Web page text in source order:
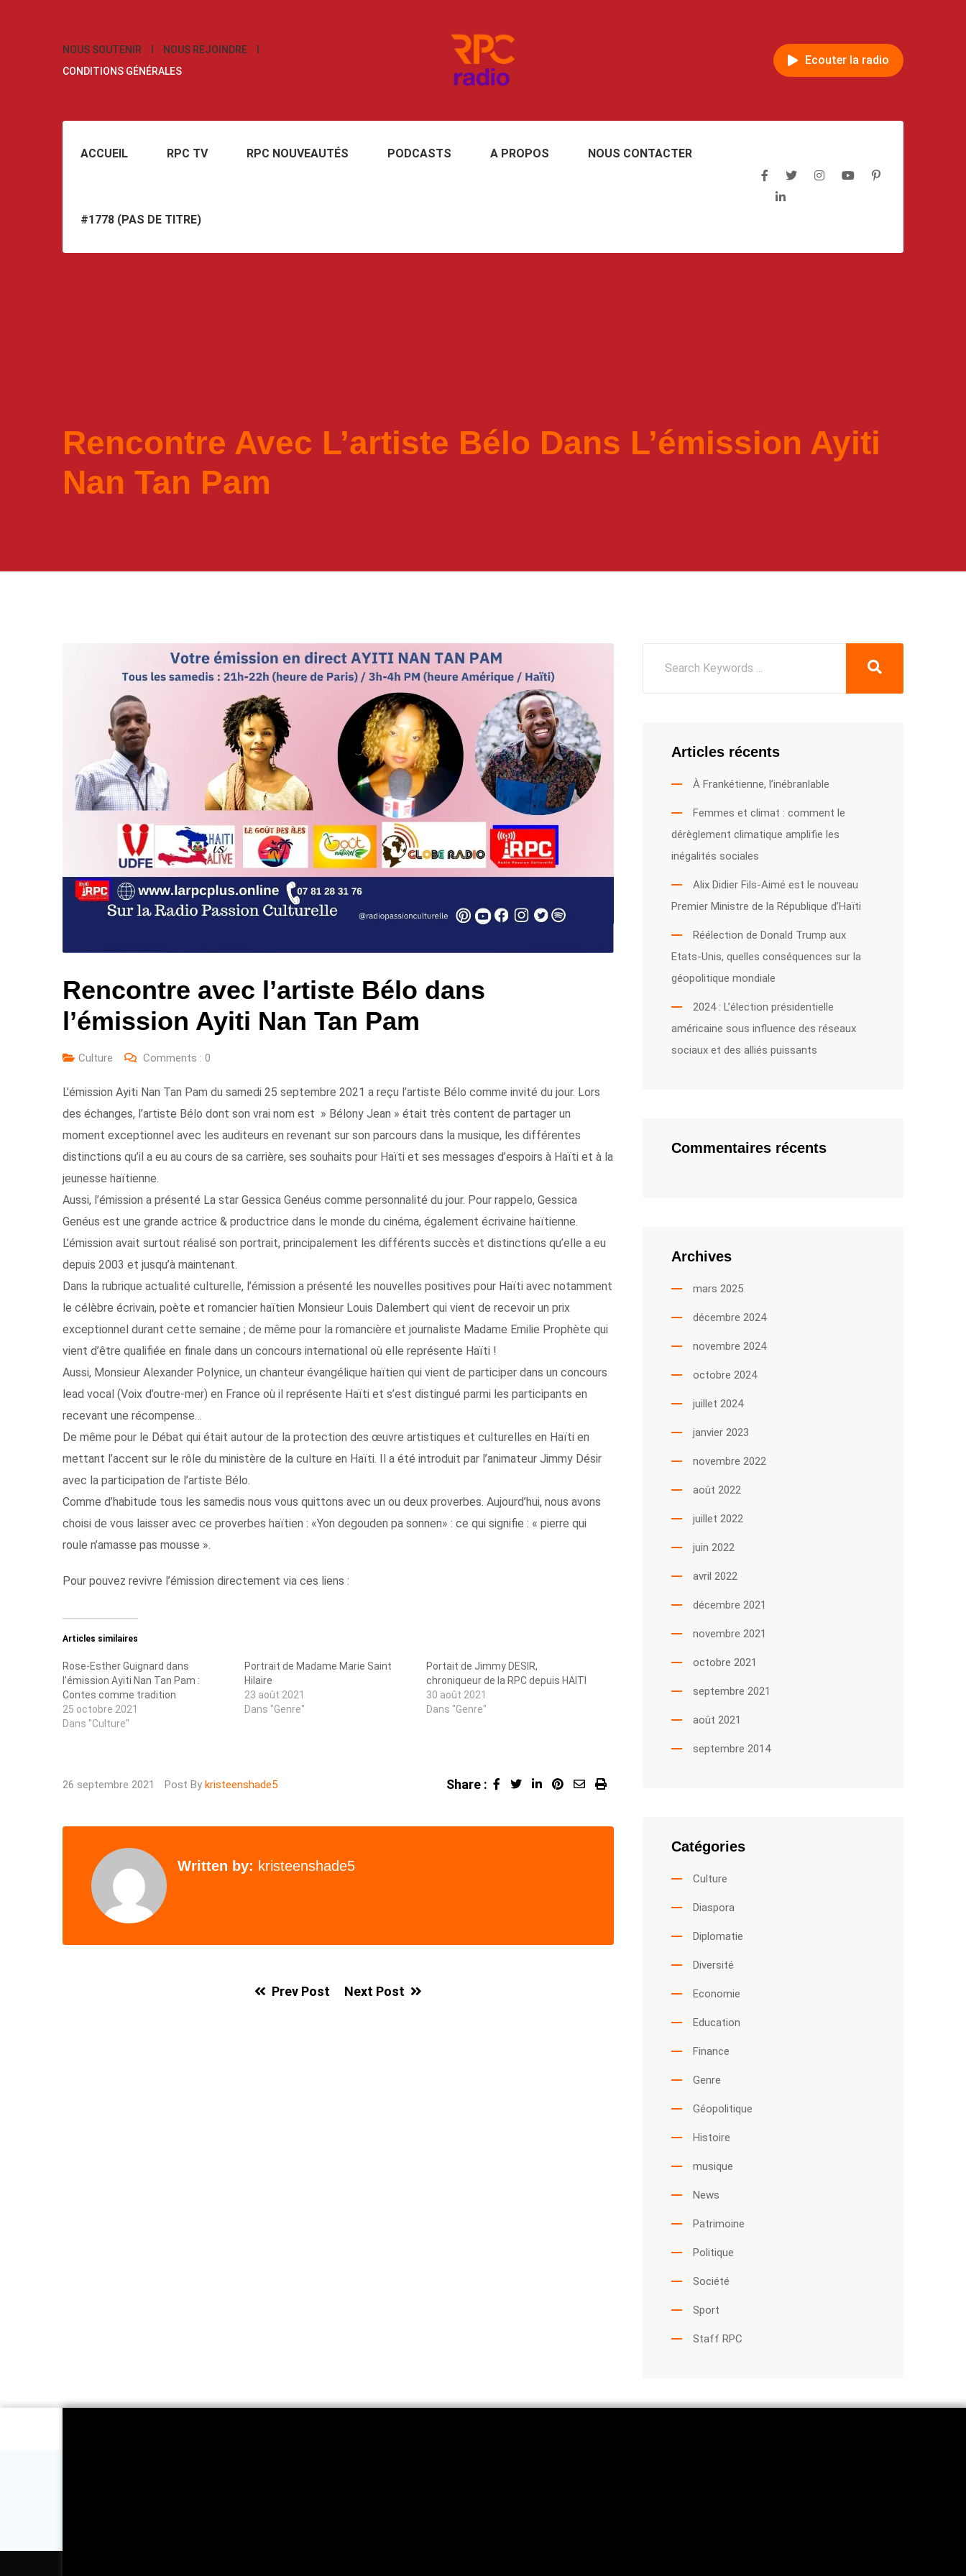
NOUS SOUTENIR
NOUS REJOINDRE
CONDITIONS GÉNÉRALES
Ecouter la radio
ACCUEIL RPC TV RPC NOUVEAUTÉS PODCASTS A PROPOS NOUS CONTACTER
#1778 (PAS DE TITRE)
Rencontre Avec L’artiste Bélo Dans L’émission Ayiti
Nan Tan Pam
Rencontre avec l’artiste Bélo dans
l’émission Ayiti Nan Tan Pam
Culture Comments : 0
L’émission Ayiti Nan Tan Pam du samedi 25 septembre 2021 a reçu l’artiste Bélo comme invité du jour. Lors
des échanges, l’artiste Bélo dont son vrai nom est » Bélony Jean » était très content de partager un
moment exceptionnel avec les auditeurs en revenant sur son parcours dans la musique, les différentes
distinctions qu’il a eu au cours de sa carrière, ses souhaits pour Haïti et ses messages d’espoirs à Haïti et à la
jeunesse haïtienne.
Aussi, l’émission a présenté La star Gessica Genéus comme personnalité du jour. Pour rappelo, Gessica
Genéus est une grande actrice & productrice dans le monde du cinéma, également écrivaine haïtienne.
L’émission avait surtout réalisé son portrait, principalement les différents succès et distinctions qu’elle a eu
depuis 2003 et jusqu’à maintenant.
Dans la rubrique actualité culturelle, l’émission a présenté les nouvelles positives pour Haïti avec notamment
le célèbre écrivain, poète et romancier haïtien Monsieur Louis Dalembert qui vient de recevoir un prix
exceptionnel durant cette semaine ; de même pour la romancière et journaliste Madame Emilie Prophète qui
vient d’être qualifiée en finale dans un concours international où elle représente Haïti !
Aussi, Monsieur Alexander Polynice, un chanteur évangélique haïtien qui vient de participer dans un concours
lead vocal (Voix d’outre-mer) en France où il représente Haïti et s’est distingué parmi les participants en
recevant une récompense…
De même pour le Débat qui était autour de la protection des œuvre artistiques et culturelles en Haïti en
mettant l’accent sur le rôle du ministère de la culture en Haïti. Il a été introduit par l’animateur Jimmy Désir
avec la participation de l’artiste Bélo.
Comme d’habitude tous les samedis nous vous quittons avec un ou deux proverbes. Aujourd’hui, nous avons
choisi de vous laisser avec ce proverbes haïtien : «Yon degouden pa sonnen» : ce qui signifie : « pierre qui
roule n’amasse pas mousse ».
Pour pouvez revivre l’émission directement via ces liens :
Articles similaires
Rose-Esther Guignard dans
l’émission Ayiti Nan Tan Pam :
Contes comme tradition
25 octobre 2021
Dans "Culture"
Portrait de Madame Marie Saint
Hilaire
23 août 2021
Dans "Genre"
Portait de Jimmy DESIR,
chroniqueur de la RPC depuis HAITI
30 août 2021
Dans "Genre"
26 septembre 2021 Post By kristeenshade5 Share : LinkedInPinterest
Share
Email
Print
Written by: kristeenshade5
Prev Post Next Post
Articles récents
À Frankétienne, l’inébranlable
Femmes et climat : comment le
dérèglement climatique amplifie les
inégalités sociales
Alix Didier Fils-Aimé est le nouveau
Premier Ministre de la République d’Haïti
Réélection de Donald Trump aux
Etats-Unis, quelles conséquences sur la
géopolitique mondiale
2024 : L’élection présidentielle
américaine sous influence des réseaux
sociaux et des alliés puissants
Commentaires récents
Archives
mars 2025
décembre 2024
novembre 2024
octobre 2024
juillet 2024
janvier 2023
novembre 2022
août 2022
juillet 2022
juin 2022
avril 2022
décembre 2021
novembre 2021
octobre 2021
septembre 2021
août 2021
septembre 2014
Catégories
Culture
Diaspora
Diplomatie
Diversité
Economie
Education
Finance
Genre
Géopolitique
Histoire
musique
News
Patrimoine
Politique
Société
Sport
Staff RPC